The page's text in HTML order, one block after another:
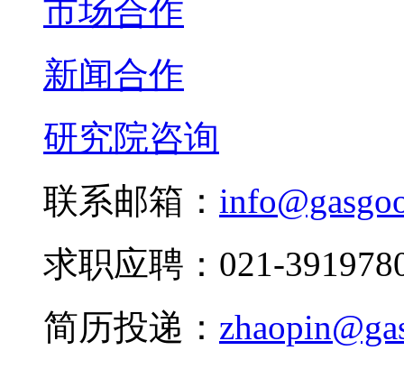
市场合作
新闻合作
研究院咨询
联系邮箱：
求职应聘：021-
简历投递：